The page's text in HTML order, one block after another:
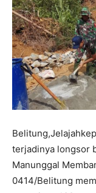
terjadinya longsor
Manunggal
0414/Belitung